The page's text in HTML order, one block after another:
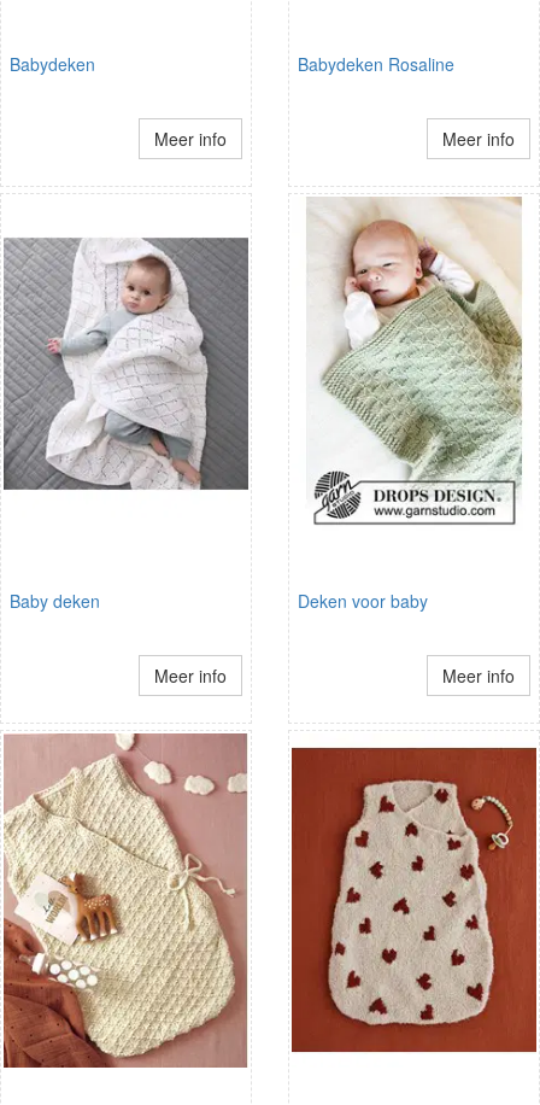
Babydeken
Meer info
Babydeken Rosaline
Meer info
Baby deken
Meer info
Deken voor baby
Meer info